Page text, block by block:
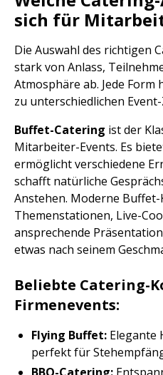
sich für
Die Auswahl des richtigen
stark von Anlass,
Atmosphäre ab. Jede
zu unterschiedlichen
Buffet-Catering ist der
Mitarbeiter-Events. Es
ermöglicht verschiedene
schafft natürliche
Anstehen. Moderne
Themenstationen, Live-
ansprechende
etwas nach seinem
Beliebte Catering-
Firmenevents:
Flying Buffet: Elegante
perfekt für